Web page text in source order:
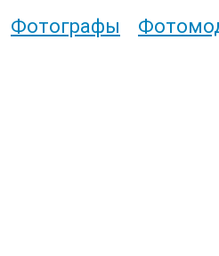
Фотографы